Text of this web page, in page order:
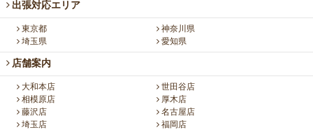
出張対応エリア
東京都
神奈川県
埼玉県
愛知県
店舗案内
大和本店
世田谷店
相模原店
厚木店
藤沢店
名古屋店
埼玉店
福岡店